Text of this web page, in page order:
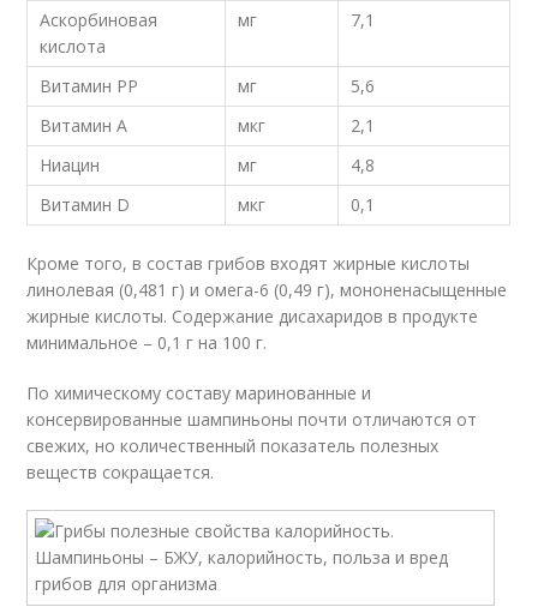
Аскорбиновая
кислота
мг 7,1
Витамин РР мг
5,6
Витамин А
мкг
2,1
Ниацин
мг
4,8
Витамин D
мкг 0,1
Кроме того, в состав грибов входят жирные кислоты
линолевая (0,481 г) и омега-6 (0,49 г), мононенасыщенные
жирные кислоты. Содержание дисахаридов в продукте
минимальное – 0,1 г на 100 г.
По химическому составу маринованные и
консервированные шампиньоны почти отличаются от
свежих, но количественный показатель полезных
веществ сокращается.